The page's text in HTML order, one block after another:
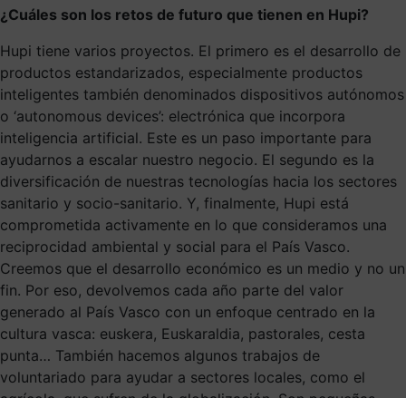
¿Cuáles son los retos de futuro que tienen en Hupi?
Hupi tiene varios proyectos. El primero es el desarrollo de
productos estandarizados, especialmente productos
inteligentes también denominados dispositivos autónomos
o ‘autonomous devices’: electrónica que incorpora
inteligencia artificial. Este es un paso importante para
ayudarnos a escalar nuestro negocio. El segundo es la
diversificación de nuestras tecnologías hacia los sectores
sanitario y socio-sanitario. Y, finalmente, Hupi está
comprometida activamente en lo que consideramos una
reciprocidad ambiental y social para el País Vasco.
Creemos que el desarrollo económico es un medio y no un
fin. Por eso, devolvemos cada año parte del valor
generado al País Vasco con un enfoque centrado en la
cultura vasca: euskera, Euskaraldia, pastorales, cesta
punta… También hacemos algunos trabajos de
voluntariado para ayudar a sectores locales, como el